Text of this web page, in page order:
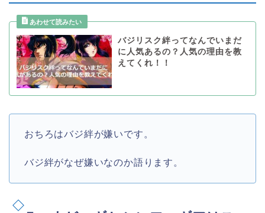
バジリスク絆ってなんでいまだ
に人気あるの？人気の理由を教
えてくれ！！
おちろはバジ絆が嫌いです。
バジ絆がなぜ嫌いなのか語ります。